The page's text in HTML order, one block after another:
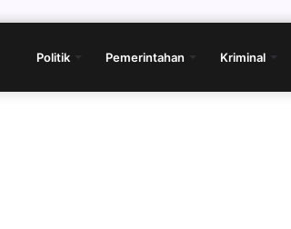
Politik Pemerintahan Kriminal